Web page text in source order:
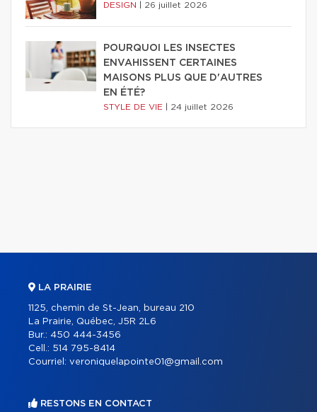
DESIGN 26 juillet 2026
POURQUOI LES INSECTES
ENVAHISSENT CERTAINES
MAISONS PLUS QUE D'AUTRES
EN ÉTÉ?
STYLE DE VIE 24 juillet 2026
LA PRAIRIE
1125, chemin de St-Jean, bureau 210
La Prairie, Québec, J5R 2L6
Bur.: 450 444-3456
Cell.: 514 795-8414
Courriel: veroniquelapointe01@gmail.com
RESTONS EN CONTACT